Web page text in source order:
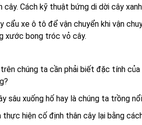
Cách kỹ thuật bứng di dời cây xanh
xe ô tô để vận chuyển khi vận
xước bong tróc vỏ cây.
chúng ta cần phải biết đặc tính của
sâu xuống hố hay là chúng ta trồng
hiện cố định thân cây lại bằng